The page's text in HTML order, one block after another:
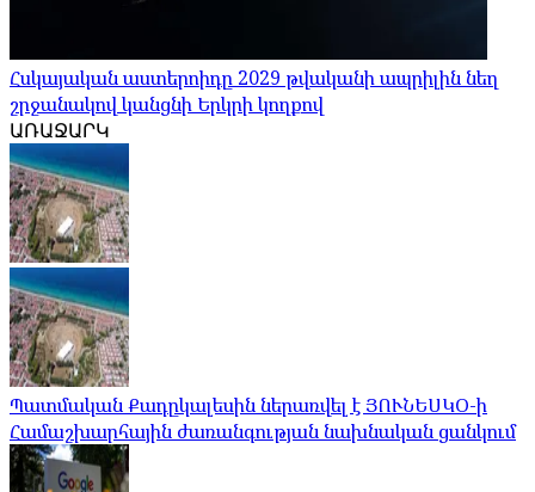
Հսկայական աստերոիդը 2029 թվականի ապրիլին նեղ
շրջանակով կանցնի Երկրի կողքով
ԱՌԱՋԱՐԿ
Պատմական Քադըկալեսին ներառվել է ՅՈՒՆԵՍԿՕ-ի
Համաշխարհային ժառանգության նախնական ցանկում